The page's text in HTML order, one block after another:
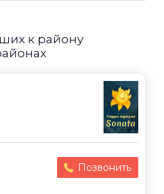
к району
Позвонить